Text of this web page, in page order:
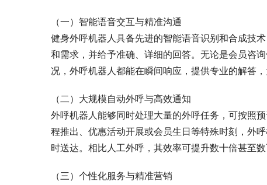
（一）智能语音交互与精准沟通
健身外呼机器人具备先进的智能语音识别和合成技
和需求，并给予准确、详细的回答。无论是会员咨
况，外呼机器人都能在瞬间响应，提供专业的解答
（二）大规模自动外呼与高效通知
外呼机器人能够同时处理大量的外呼任务，可按照
程推出、优惠活动开展或会员生日等特殊时刻，外
时送达。相比人工外呼，其效率可提升数十倍甚至
（三）个性化服务与精准营销